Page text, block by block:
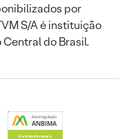
por
S/A é instituição
do Brasil.